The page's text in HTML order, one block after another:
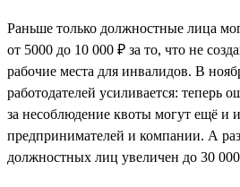
Раньше только должностные лица
от 5000 до 10 000 ₽ за то, что не
рабочие места для инвалидов. В
работодателей усиливается: теперь
за несоблюдение квоты могут ещё и
предпринимателей и компании. А
должностных лиц увеличен до 30